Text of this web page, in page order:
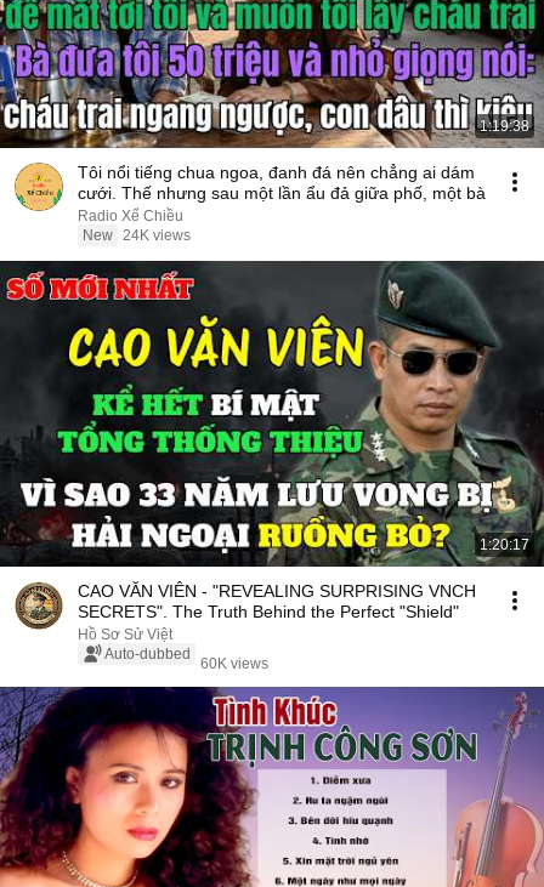
1:19:38
Tôi nổi tiếng chua ngoa, đanh đá nên chẳng ai dám
cưới. Thế nhưng sau một lần ẩu đả giữa phố, một bà
Radio Xế Chiều
New 24K views
1:20:17
CAO VĂN VIÊN - "REVEALING SURPRISING VNCH
SECRETS". The Truth Behind the Perfect "Shield"
Hồ Sơ Sử Việt
Auto-dubbed
60K views